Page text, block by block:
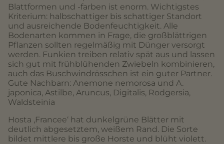
Blattformen und -farben ist enorm. Wichtigstes
Kriterium: halbschattiger bis schattiger Standort
und ausreichende Bodenfeuchtigkeit. Alle
Bodenarten kommen in Frage, die großblättrigen
Pflanzen sollten regelmäßig mit Dünger versorgt
werden. Funkien treiben relativ spät aus und lassen
sich gut mit frühblühenden Zwiebeln kombinieren,
auch das Buschwindrösschen ist ein guter Partner.
Gute Nachbarn: Anemone nemorosa und A.
japonica, Astilbe, Aruncus, Digitalis, Rodgersia,
Waldsteinia
Hosta ‚Francee‘ hat dunkelgrüne Blätter mit
deutlich abgesetztem, weißem Rand. Die Sorte
bildet mittlere bis große Horste und blüht violett.